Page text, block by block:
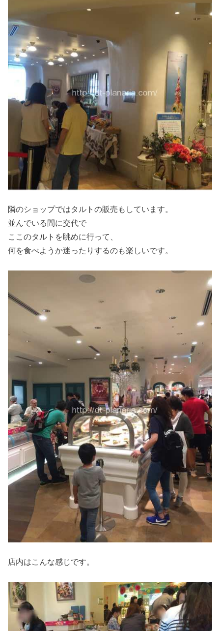
隣のショップではタルトの販売もしています。
並んでいる間に交代で
ここのタルトを眺めに行って、
何を食べようか迷ったりするのも楽しいです。
店内はこんな感じです。